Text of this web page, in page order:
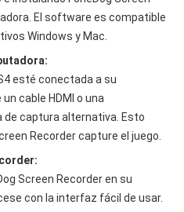
El software es compatible
Windows y Mac.
esté conectada a su
cable HDMI o una
captura alternativa. Esto
Recorder capture el juego.
Screen Recorder en su
con la interfaz fácil de usar.